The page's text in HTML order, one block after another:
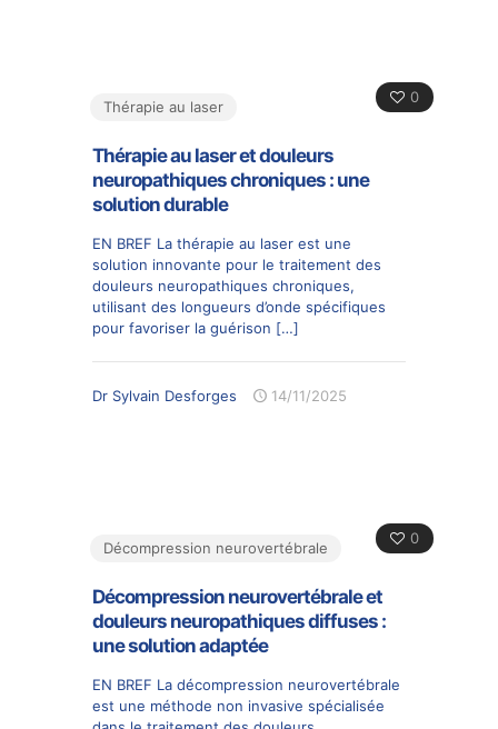
0
Thérapie au laser
Thérapie au laser et douleurs
neuropathiques chroniques : une
solution durable
EN BREF La thérapie au laser est une
solution innovante pour le traitement des
douleurs neuropathiques chroniques,
utilisant des longueurs d’onde spécifiques
pour favoriser la guérison […]
Dr Sylvain Desforges 14/11/2025
0
Décompression neurovertébrale
Décompression neurovertébrale et
douleurs neuropathiques diffuses :
une solution adaptée
EN BREF La décompression neurovertébrale
est une méthode non invasive spécialisée